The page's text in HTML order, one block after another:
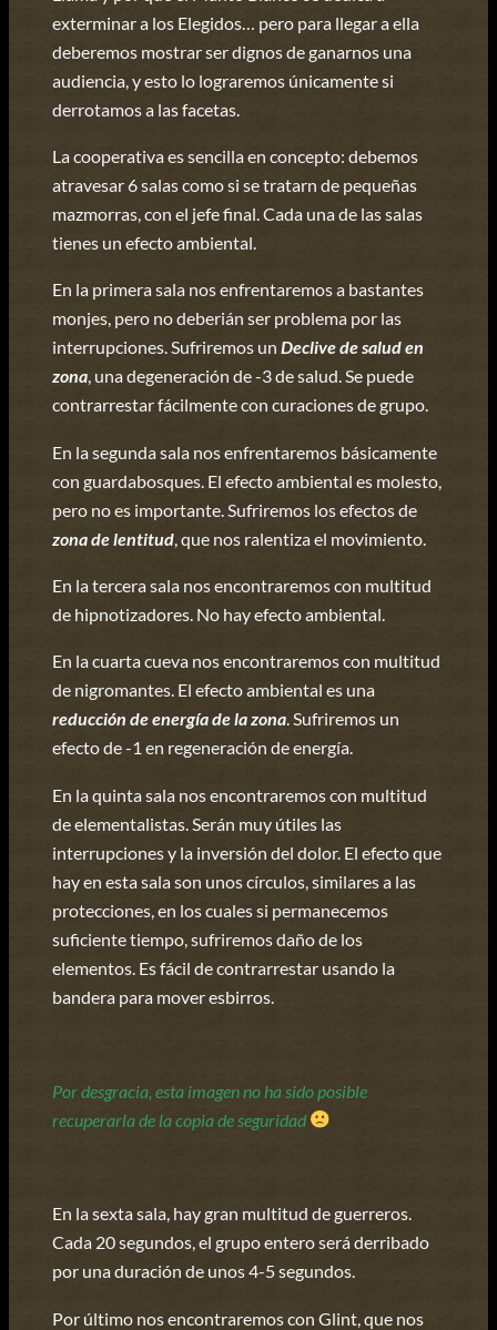
exterminar a los Elegidos… pero para llegar a ella
deberemos mostrar ser dignos de ganarnos una
audiencia, y esto lo lograremos únicamente si
derrotamos a las facetas.
La cooperativa es sencilla en concepto: debemos
atravesar 6 salas como si se tratarn de pequeñas
mazmorras, con el jefe final. Cada una de las salas
tienes un efecto ambiental.
En la primera sala nos enfrentaremos a bastantes
monjes, pero no deberián ser problema por las
interrupciones. Sufriremos un Declive de salud en
zona, una degeneración de -3 de salud. Se puede
contrarrestar fácilmente con curaciones de grupo.
En la segunda sala nos enfrentaremos básicamente
con guardabosques. El efecto ambiental es molesto,
pero no es importante. Sufriremos los efectos de
zona de lentitud , que nos ralentiza el movimiento.
En la tercera sala nos encontraremos con multitud
de hipnotizadores. No hay efecto ambiental.
En la cuarta cueva nos encontraremos con multitud
de nigromantes. El efecto ambiental es una
reducción de energía de la zona. Sufriremos un
efecto de -1 en regeneración de energía.
En la quinta sala nos encontraremos con multitud
de elementalistas. Serán muy útiles las
interrupciones y la inversión del dolor. El efecto que
hay en esta sala son unos círculos, similares a las
protecciones, en los cuales si permanecemos
suficiente tiempo, sufriremos daño de los
elementos. Es fácil de contrarrestar usando la
bandera para mover esbirros.
Por desgracia, esta imagen no ha sido posible
recuperarla de la copia de seguridad
En la sexta sala, hay gran multitud de guerreros.
Cada 20 segundos, el grupo entero será derribado
por una duración de unos 4-5 segundos.
Por último nos encontraremos con Glint, que nos